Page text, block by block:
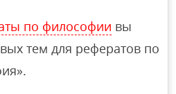
по философии вы
тем для рефератов по